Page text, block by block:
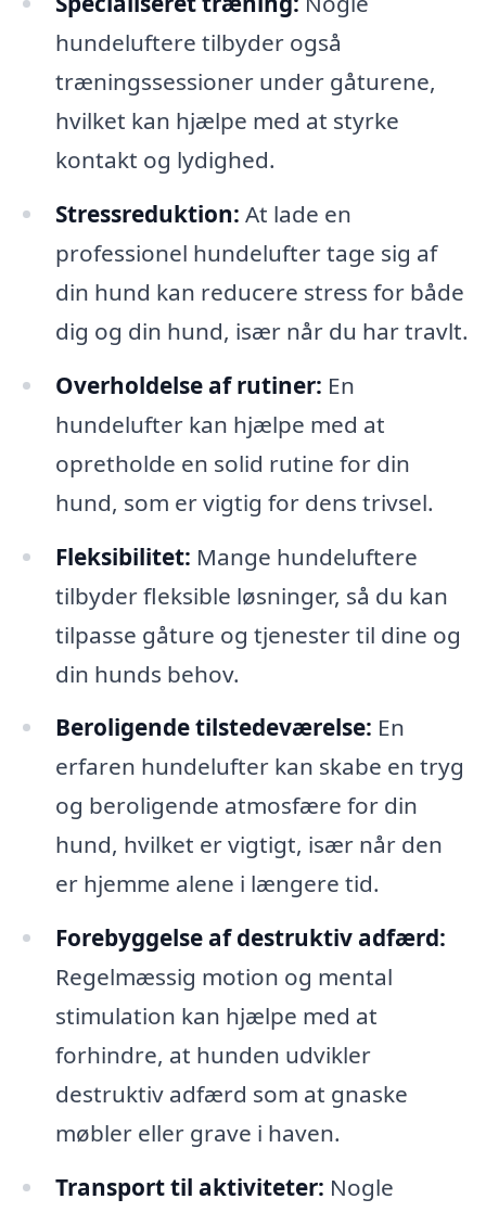
hundeluftere tilbyder også
træningssessioner under gåturene,
hvilket kan hjælpe med at styrke
kontakt og lydighed.
Stressreduktion: At lade en
professionel hundelufter tage sig af
din hund kan reducere stress for både
dig og din hund, især når du har travlt.
Overholdelse af rutiner: En
hundelufter kan hjælpe med at
opretholde en solid rutine for din
hund, som er vigtig for dens trivsel.
Fleksibilitet: Mange hundeluftere
tilbyder fleksible løsninger, så du kan
tilpasse gåture og tjenester til dine og
din hunds behov.
Beroligende tilstedeværelse: En
erfaren hundelufter kan skabe en tryg
og beroligende atmosfære for din
hund, hvilket er vigtigt, især når den
er hjemme alene i længere tid.
Forebyggelse af destruktiv adfærd:
Regelmæssig motion og mental
stimulation kan hjælpe med at
forhindre, at hunden udvikler
destruktiv adfærd som at gnaske
møbler eller grave i haven.
Transport til aktiviteter: Nogle